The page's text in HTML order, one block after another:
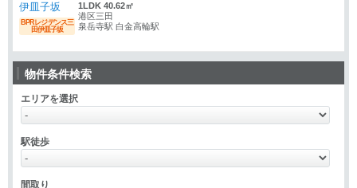
BPRレジデンス三
田伊皿子坂
1LDK 40.62㎡
港区三田
泉岳寺駅 白金高輪駅
物件条件検索
エリアを選択
駅徒歩
間取り